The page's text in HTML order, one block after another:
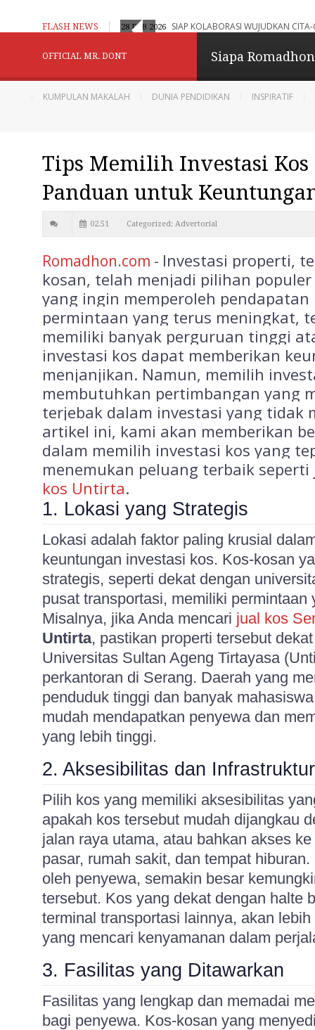
FLASH NEWS
Adaptif, Humanistik dan Berbasis Digital
28 FEB 2026 SIAP KOLABORASI WUJUDKAN
Konselor Kita -
Menginspirasi
Berbagi dan Menginpirasi
OFFICIAL MR. DONT Siapa
KUMPULAN MAKALAH DUNIA PENDIDIKAN INSPIRATIF
Tips Memilih Investasi Kos
Panduan untuk
02.51 Categorized: Advertorial
Romadhon.com - Investasi properti,
kosan, telah menjadi pilihan
yang ingin memperoleh pendapatan
permintaan yang terus meningkat,
memiliki banyak perguruan tinggi
investasi kos dapat memberikan
menjanjikan. Namun, memilih
membutuhkan pertimbangan yang
terjebak dalam investasi yang tidak
artikel ini, kami akan memberikan
dalam memilih investasi kos yang
menemukan peluang terbaik seperti
kos Untirta.
1. Lokasi yang Strategis
Lokasi adalah faktor paling krusial
keuntungan investasi kos. Kos-kosan
strategis, seperti dekat dengan
pusat transportasi, memiliki permintaan
Misalnya, jika Anda mencari jual kos
Untirta, pastikan properti tersebut
Universitas Sultan Ageng Tirtayasa
perkantoran di Serang. Daerah yang
penduduk tinggi dan banyak
mudah mendapatkan penyewa dan
yang lebih tinggi.
2. Aksesibilitas dan Infrastruktur
Pilih kos yang memiliki aksesibilitas
apakah kos tersebut mudah dijangkau
jalan raya utama, atau bahkan akses
pasar, rumah sakit, dan tempat
oleh penyewa, semakin besar
tersebut. Kos yang dekat dengan halte
terminal transportasi lainnya, akan
yang mencari kenyamanan dalam
3. Fasilitas yang Ditawarkan
Fasilitas yang lengkap dan memadai
bagi penyewa. Kos-kosan yang